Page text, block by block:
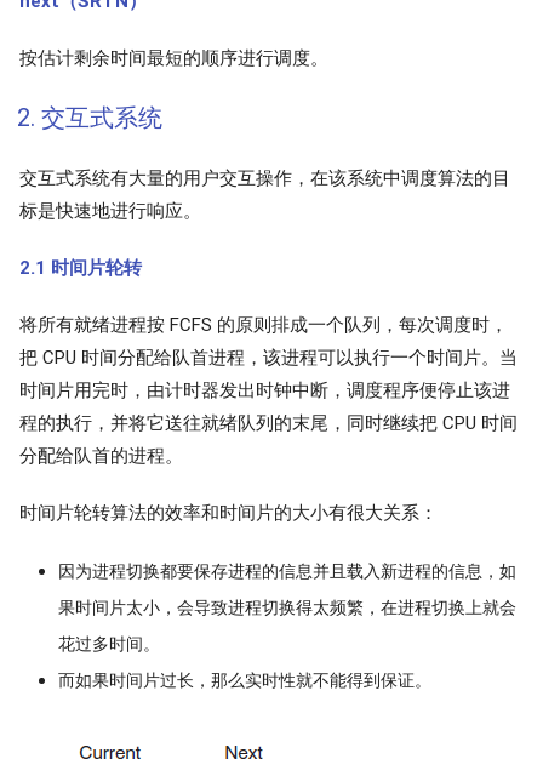
按估计剩余时间最短的顺序进行调度。
2. 交互式系统
交互式系统有大量的用户交互操作，在该系统中调度算法的目
标是快速地进行响应。
2.1 时间片轮转
将所有就绪进程按 FCFS 的原则排成一个队列，每次调度时，
把 CPU 时间分配给队首进程，该进程可以执行一个时间片。当
时间片用完时，由计时器发出时钟中断，调度程序便停止该进
程的执行，并将它送往就绪队列的末尾，同时继续把 CPU 时间
分配给队首的进程。
时间片轮转算法的效率和时间片的大小有很大关系：
因为进程切换都要保存进程的信息并且载入新进程的信息，如
果时间片太小，会导致进程切换得太频繁，在进程切换上就会
花过多时间。
而如果时间片过长，那么实时性就不能得到保证。